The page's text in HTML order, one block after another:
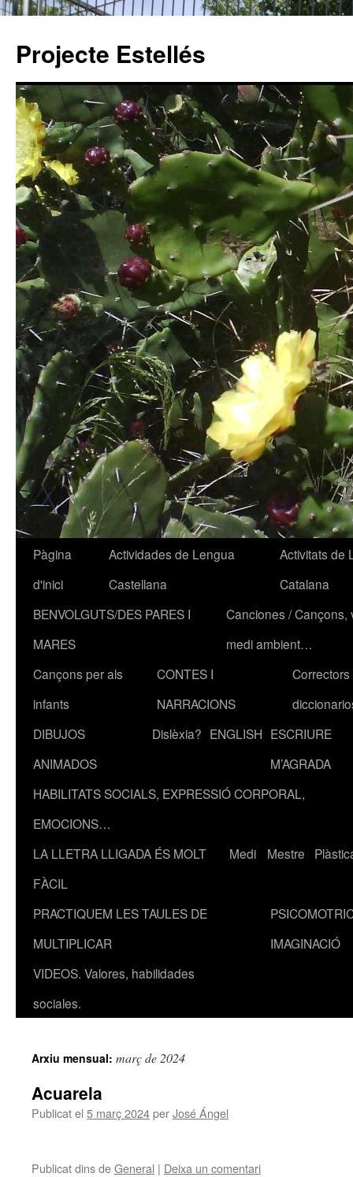
Projecte Estellés
Vés
contingut
Pàgina
d'inici
Actividades de Lengua
Castellana
Activitats de
Catalana
BENVOLGUTS/DES PARES I
MARES
Canciones / Cançons,
medi ambient…
Cançons per als
infants
CONTES I
NARRACIONS
DIBUJOS
ANIMADOS
Dislèxia? ENGLISH ESCRIURE
M’AGRADA
HABILITATS SOCIALS, EXPRESSIÓ CORPORAL,
EMOCIONS…
LA LLETRA LLIGADA ÉS MOLT
FÀCIL
Medi Mestre
PRACTIQUEM LES TAULES DE
MULTIPLICAR
IMAGINACIÓ
VIDEOS. Valores, habilidades
sociales.
Arxiu mensual: març de 2024
Acuarela
Publicat el 5 març 2024perJosé Ángel
Publicat dins deGeneral | Deixa un comentari